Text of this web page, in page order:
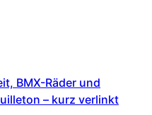
BMX-Räder und
– kurz verlinkt